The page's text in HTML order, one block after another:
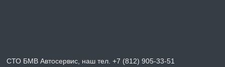
СТО БМВ Автосервис, наш тел. +7 (812) 905-33-51